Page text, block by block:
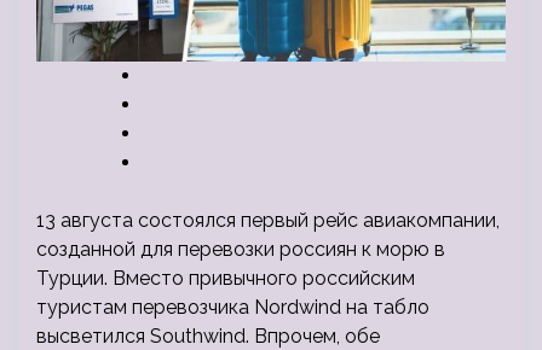
13 августа состоялся первый рейс авиакомпании,
созданной для перевозки россиян к морю в
Турции. Вместо привычного российским
туристам перевозчика Nordwind на табло
высветился Southwind. Впрочем, обе